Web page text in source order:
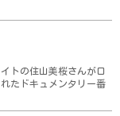
トの住山美桜さんがロ
たドキュメンタリー番